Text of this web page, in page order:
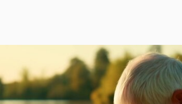
Продукция